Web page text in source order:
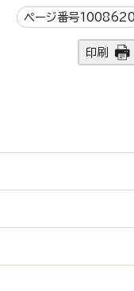
ページ番号1008620
印刷